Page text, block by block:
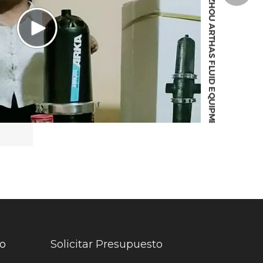
Solicitar Presupuesto